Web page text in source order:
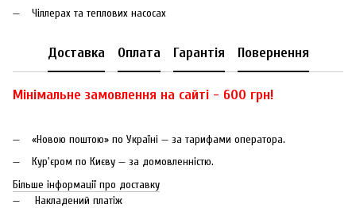
Чіллерах та теплових насосах
Доставка Оплата Гарантія Повернення
Мінімальне замовлення на сайті - 600 грн!
«Новою поштою» по Україні — за тарифами оператора.
Кур'єром по Києву — за домовленністю.
Більше інформації про доставку
Накладений платіж